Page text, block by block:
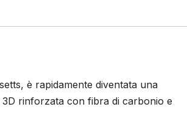
è rapidamente diventata una
rinforzata con fibra di carbonio e